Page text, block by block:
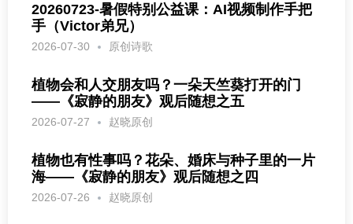
20260723-暑假特别公益课：AI视频制作手把
手（Victor弟兄）
2026-07-30 原创诗歌
植物会和人交朋友吗？一朵天竺葵打开的门
——《寂静的朋友》观后随想之五
2026-07-27 赵晓原创
植物也有性事吗？花朵、婚床与种子里的一片
海——《寂静的朋友》观后随想之四
2026-07-26 赵晓原创